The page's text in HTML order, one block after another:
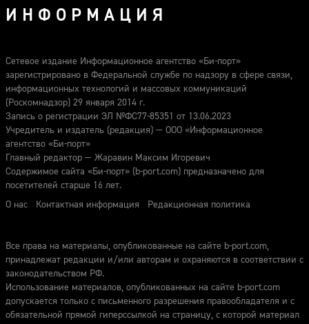
ИНФОРМАЦИЯ
Сетевое издание Информационное агентство «Би-порт»
зарегистрировано в Федеральной службе по надзору в сфере связи,
информационных технологий и массовых коммуникаций
(Роскомнадзор) 29 января 2014 г.
Запись о регистрации ЭЛ №ФС77-85351 от 13.06.2023
Учредитель и издатель (редакция) — ООО «Информационное
агентство «Би-порт»
Главный редактор — Жаравин Максим Игоревич
Содержимое сайта «Би-порт» (b-port.com) предназначено для
посетителей старше 16 лет.
О нас
Контактная информация Редакционная политика
Все права на материалы, опубликованные на сайте b-port.com,
принадлежат редакции и/или авторам и охраняются в соответствии с
законодательством РФ.
Использование материалов, опубликованных на сайте b-port.com
допускается только с письменного разрешения правообладателя и с
обязательной прямой гиперссылкой на страницу, с которой материал